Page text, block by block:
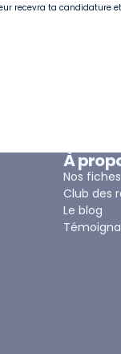
recevra ta
À
Nos
Club des
Le blog